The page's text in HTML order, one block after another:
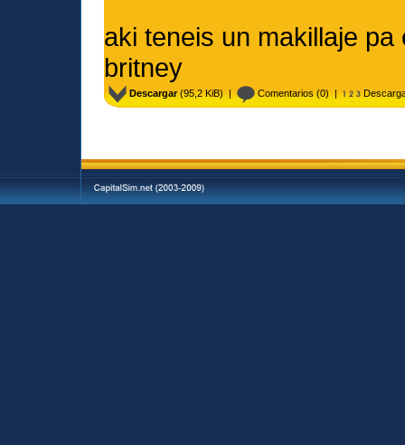
aki teneis un makillaje
britney
Descargar(95,2 KiB) | Comentarios (0) |